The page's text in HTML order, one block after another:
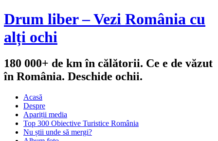
Drum liber – Vezi România cu
alți ochi
180 000+ de km în călătorii. Ce e de văzut
în România. Deschide ochii.
Acasă
Despre
Apariții media
Top 300 Obiective Turistice România
Nu știi unde să mergi?